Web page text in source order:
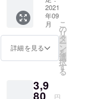
い！
辛４食
セット
公式サ
イト価
格【
3980円
】→【
】と500
円お
2021
年09
月
詳細を見る
こ
の
リ
タ
ー
ン
を
選
択
す
る
3,9
80 円